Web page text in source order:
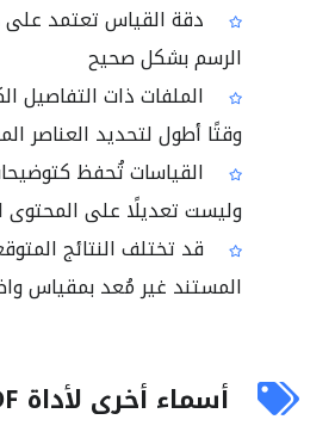
دقة القياس تعتمد
الرسم بشكل صحيح
الملفات ذات التفاصيل
وقتًا أطول لتحديد العناصر
وليست تعديلًا على المحتوى
قد تختلف النتائج
المستند غير مُعد بمقياس
أسماء أخرى لأداة Measure PDF